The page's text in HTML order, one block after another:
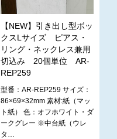
【NEW】引き出し型ボッ
クスLサイズ ピアス・
リング・ネックレス兼用
切込み 20個単位 AR-
REP259
型番：AR-REP259 サイズ：
86×69×32mm 素材:紙（マッ
ト紙） 色：オフホワイト・ダ
ークグレー ※中台紙（ウレ
タ…